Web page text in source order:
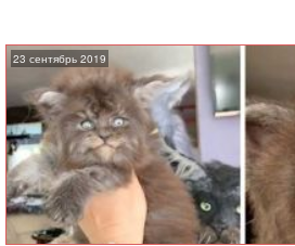
23 сентябрь 2019